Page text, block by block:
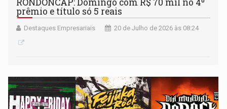
prêmio e título só 5 reais
Destaques Empresariais 20 de Julho de 2026 às 08:24